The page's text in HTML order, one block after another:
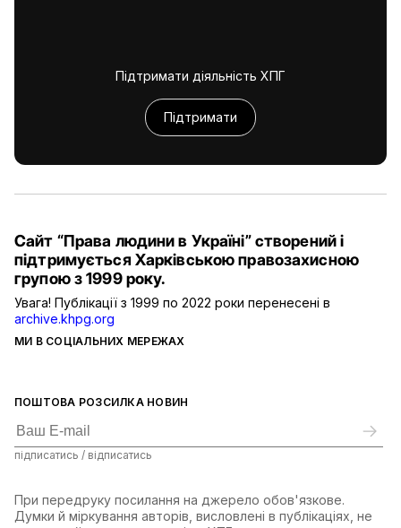
Підтримати діяльність ХПГ
Підтримати
ПОШТОВА РОЗСИЛКА НОВИН
підписатись / відписатись
МИ В СОЦІАЛЬНИХ МЕРЕЖАХ
Сайт “Права людини в Україні” створений і
підтримується Харківською правозахисною
групою з 1999 року.
Увага! Публікації з 1999 по 2022 роки перенесені в
archive.khpg.org
При передруку посилання на джерело обов'язкове.
Думки й міркування авторів, висловлені в публікаціях, не